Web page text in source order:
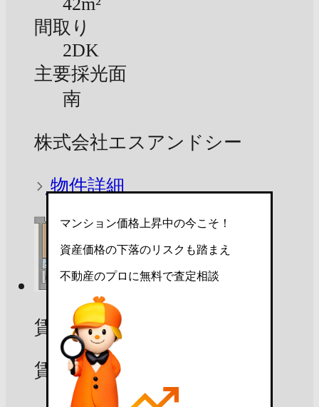
42m²
間取り
2DK
主要採光面
南
株式会社エスアンドシー
物件詳細
賃貸募集中
賃料
5.7万円
マンション価格上昇中の今こそ！
資産価格の下落のリスクも踏まえ
不動産のプロに無料で査定相談